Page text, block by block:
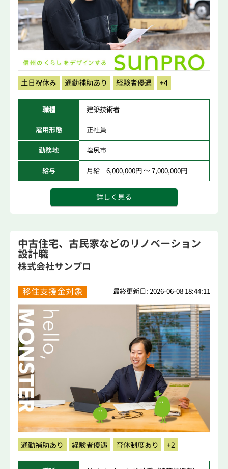
土日祝休み 通勤補助あり 経験者優遇 +4
職種 建築技術者
雇用形態 正社員
勤務地 塩尻市
給与 月給 6,000,000円 ～ 7,000,000円
詳しく見る
中古住宅、古民家などのリノベーション
設計職
株式会社サンプロ
移住支援金対象 最終更新日: 2026-06-08 18:44:11
通勤補助あり 経験者優遇 育休制度あり +2